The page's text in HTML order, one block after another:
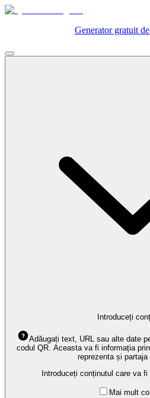
Generator gratuit
Introduceți
Adăugați text, URL sau alte date
codul QR. Aceasta va fi informația
reprezenta și partaja
Introduceți conținutul care va
Mai mult